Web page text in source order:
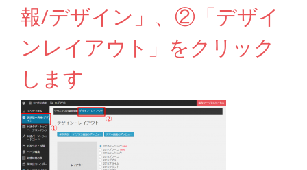
報/デザイン」、②「デザイ
ンレイアウト」をクリック
します